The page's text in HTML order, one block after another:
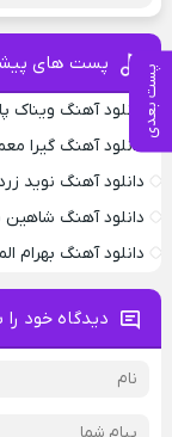
پست بعدی پست های
دانلود آهنگ ویناک
دانلود آهنگ گیرا
دانلود آهنگ نوید
دانلود آهنگ
دانلود آهنگ بهرام
دیدگاه خود را